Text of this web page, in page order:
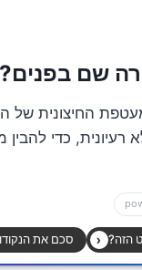
סודות חשמליים שנחשפים!
החיצונית של
רעיונית, כדי